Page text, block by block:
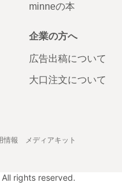
minneの本
企業の方へ
広告出稿について
大口注文について
情報 メディアキット
rights reserved.